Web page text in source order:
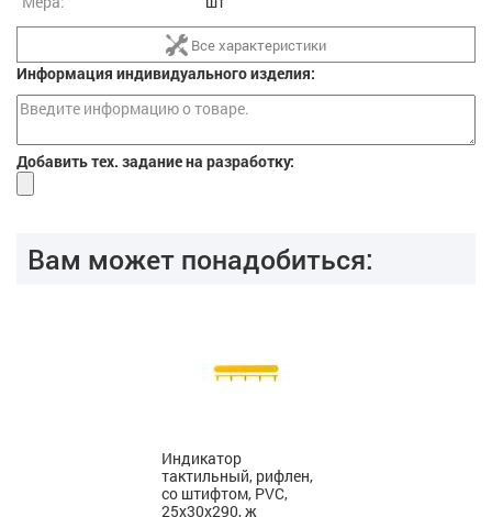
Все характеристики
Информация индивидуального изделия:
Добавить тех. задание на разработку:
Вам может понадобиться:
Индикатор
тактильный, рифлен,
со штифтом, PVC,
25х30х290, ж